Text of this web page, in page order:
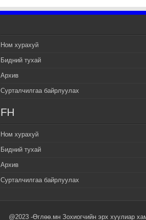
Ном хурахуй
Бидний тухай
Архив
Сурталчилгаа байрлуулах
FH
Ном хурахуй
Бидний тухай
Архив
Сурталчилгаа байрлуулах
@2023 -Өглөө.мн Зохиогчийн эрх хуулиар